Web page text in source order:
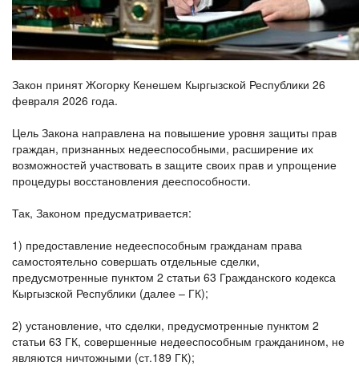
Закон принят Жогорку Кенешем Кыргызской Республики 26
февраля 2026 года.
Цель Закона направлена на повышение уровня защиты прав
граждан, признанных недееспособными, расширение их
возможностей участвовать в защите своих прав и упрощение
процедуры восстановления дееспособности.
Так, Законом предусматривается:
1) предоставление недееспособным гражданам права
самостоятельно совершать отдельные сделки,
предусмотренные пунктом 2 статьи 63 Гражданского кодекса
Кыргызской Республики (далее – ГК);
2) установление, что сделки, предусмотренные пунктом 2
статьи 63 ГК, совершенные недееспособным гражданином, не
являются ничтожными (ст.189 ГК);